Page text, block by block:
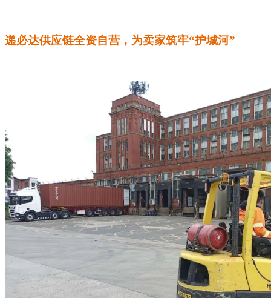
递必达供应链全资自营，为卖家筑牢“护城河”